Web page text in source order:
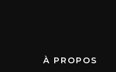
À PROPOS